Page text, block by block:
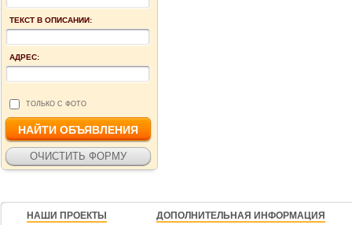
ТЕКСТ В ОПИСАНИИ:
АДРЕС:
ТОЛЬКО С ФОТО
НАШИ ПРОЕКТЫ
ДОПОЛНИТЕЛЬНАЯ ИНФОРМАЦИЯ